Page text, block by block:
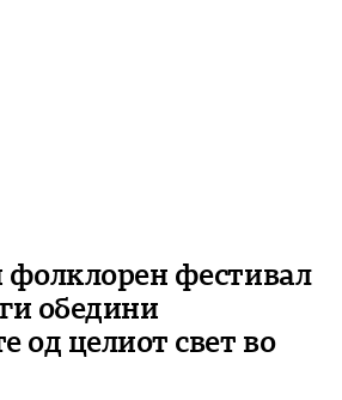
фестивал
обедини
од целиот свет во